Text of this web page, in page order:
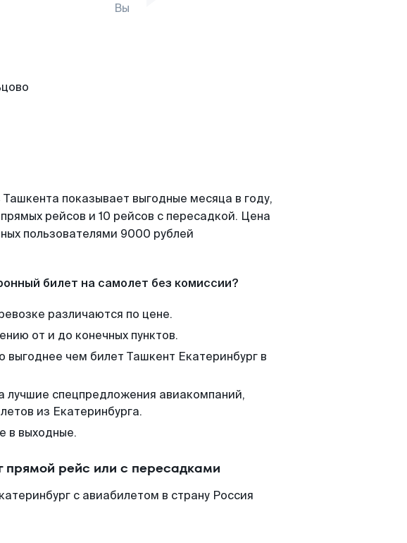
Вы
показывает выгодные месяца в году,
рейсов и 10 рейсов с пересадкой. Цена
пользователями 9000 рублей
билет на самолет без комиссии?
различаются по цене.
от и до конечных пунктов.
выгоднее чем билет Ташкент Екатеринбург в
лучшие спецпредложения авиакомпаний,
из Екатеринбурга.
в выходные.
прямой рейс или с пересадками
с авиабилетом в страну Россия